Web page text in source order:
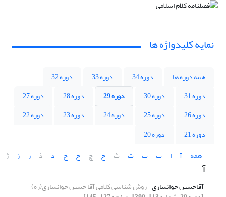
نمایه کلیدواژه ها
همه دوره ها دوره 34 دوره 33
دوره 32
دوره 31
دوره 30 دوره 29 دوره 28
دوره 27
دوره 26
دوره 25 دوره 24 دوره 23
دوره 22
دوره 21
دوره 20
همه
آ ا ب پ ت ث ج چ ح خ د ذ ر ز ژ
آ
آقاحسین خوانساری روش شناسی کلامی آقا حسین خوانساری(ره)